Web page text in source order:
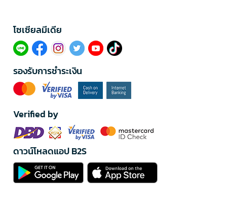
โซเซียลมีเดีย​
รองรับการชำระเงิน
Verified by
ดาวน์โหลดแอป B2S